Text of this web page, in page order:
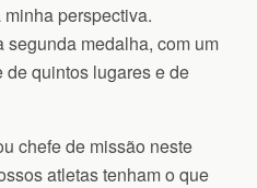
perspectiva.
segunda medalha, com um
de quintos lugares e de
chefe de missão neste
atletas tenham o que